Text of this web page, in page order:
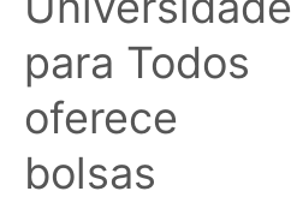
para Todos
oferece
bolsas